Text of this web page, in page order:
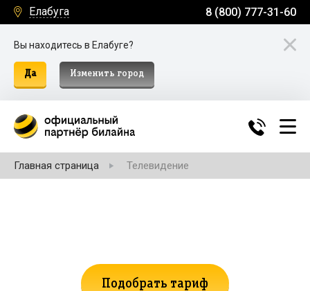
Елабуга 8 (800) 777-31-60
Вы находитесь в Елабуге?
Да Изменить город
Главная страница Телевидение
Подобрать тариф